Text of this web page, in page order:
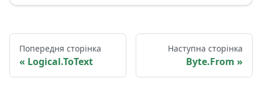
Попередня сторінка
Logical.ToText
Наступна сторінка
Byte.From